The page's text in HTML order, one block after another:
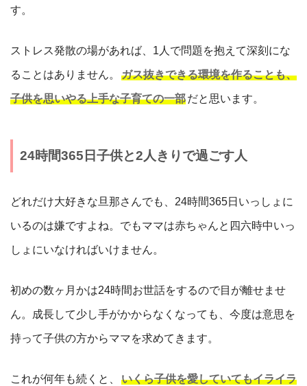
す。
ストレス発散の場があれば、1人で問題を抱えて深刻にな
ることはありません。 ガス抜きできる環境を作ることも、
子供を思いやる上手な子育ての一部だと思います。
24時間365日子供と2人きりで過ごす人
どれだけ大好きな旦那さんでも、24時間365日いっしょに
いるのは嫌ですよね。でもママは赤ちゃんと四六時中いっ
しょにいなければいけません。
初めの数ヶ月かは24時間お世話をするので目が離せませ
ん。成長して少し手がかからなくなっても、今度は意思を
持って子供の方からママを求めてきます。
これが何年も続くと、 いくら子供を愛していてもイライラ